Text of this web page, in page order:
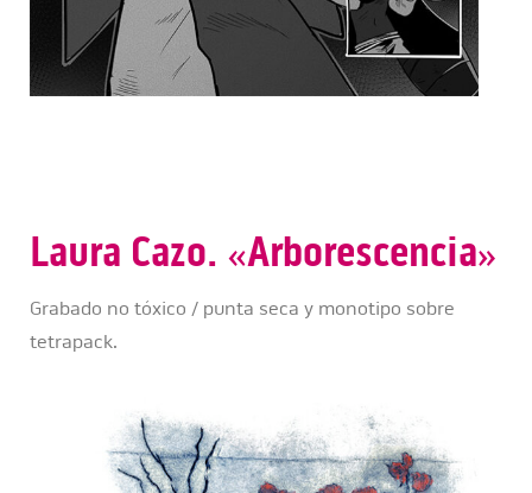
Laura Cazo. «Arborescencia»
Grabado no tóxico / punta seca y monotipo sobre
tetrapack.